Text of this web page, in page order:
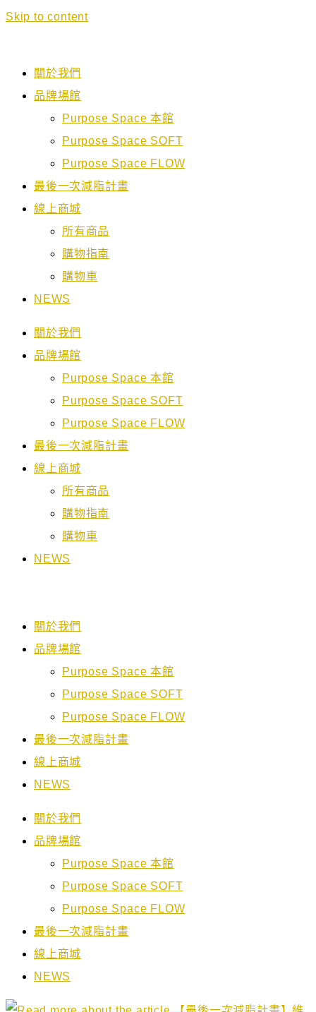
Skip to content
關於我們
品牌場館
Purpose Space 本館
Purpose Space SOFT
Purpose Space FLOW
最後一次減脂計畫
線上商城
所有商品
購物指南
購物車
NEWS
關於我們
品牌場館
Purpose Space 本館
Purpose Space SOFT
Purpose Space FLOW
最後一次減脂計畫
線上商城
所有商品
購物指南
購物車
NEWS
關於我們
品牌場館
Purpose Space 本館
Purpose Space SOFT
Purpose Space FLOW
最後一次減脂計畫
線上商城
NEWS
關於我們
品牌場館
Purpose Space 本館
Purpose Space SOFT
Purpose Space FLOW
最後一次減脂計畫
線上商城
NEWS